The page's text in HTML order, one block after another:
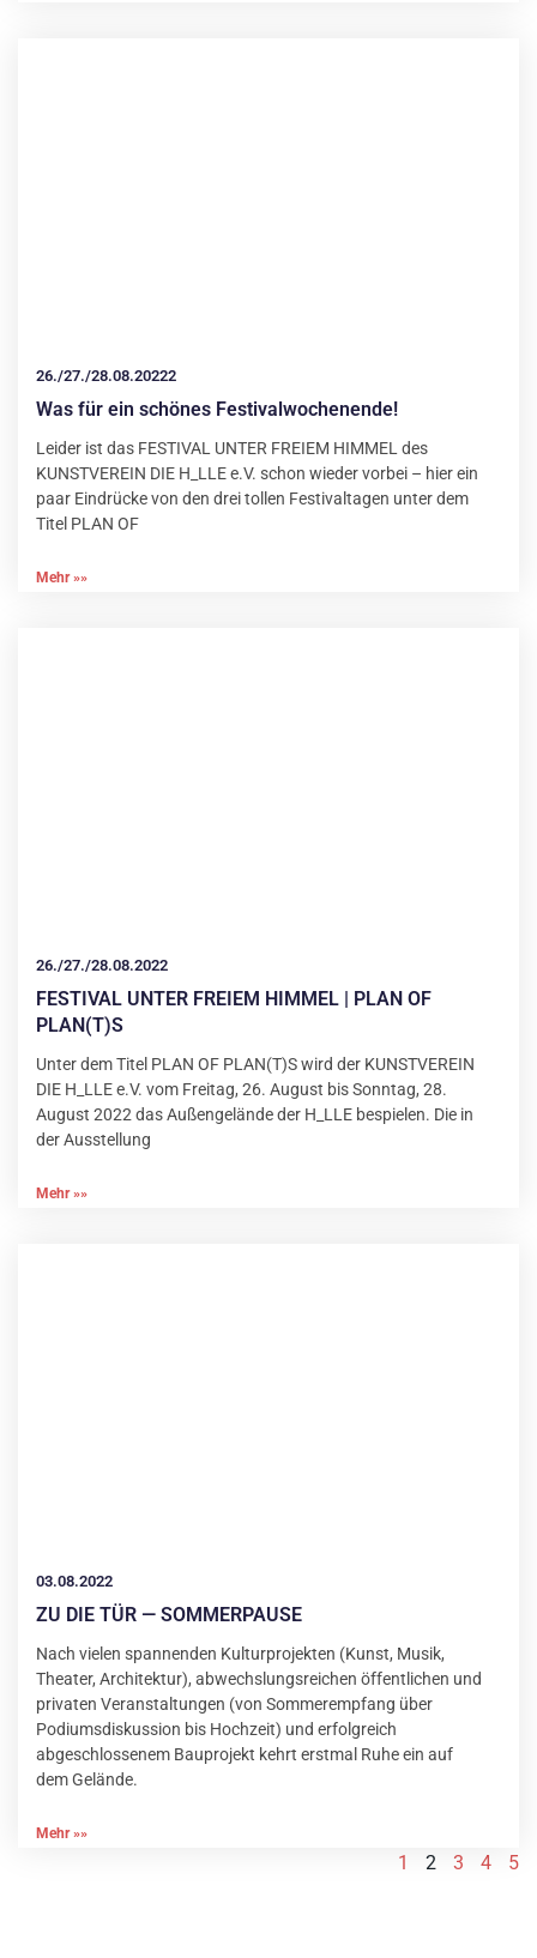
26./27./28.08.20222
Was für ein schönes Festivalwochenende!
Leider ist das FESTIVAL UNTER FREIEM HIMMEL des
KUNSTVEREIN DIE H_LLE e.V. schon wieder vorbei – hier ein
paar Eindrücke von den drei tollen Festivaltagen unter dem
Titel PLAN OF
Mehr »»
26./27./28.08.2022
FESTIVAL UNTER FREIEM HIMMEL | PLAN OF
PLAN(T)S
Unter dem Titel PLAN OF PLAN(T)S wird der KUNSTVEREIN
DIE H_LLE e.V. vom Freitag, 26. August bis Sonntag, 28.
August 2022 das Außengelände der H_LLE bespielen. Die in
der Ausstellung
Mehr »»
03.08.2022
ZU DIE TÜR — SOMMERPAUSE
Nach vielen spannenden Kulturprojekten (Kunst, Musik,
Theater, Architektur), abwechslungsreichen öffentlichen und
privaten Veranstaltungen (von Sommerempfang über
Podiumsdiskussion bis Hochzeit) und erfolgreich
abgeschlossenem Bauprojekt kehrt erstmal Ruhe ein auf
dem Gelände.
Mehr »»
1 2 3 4 5